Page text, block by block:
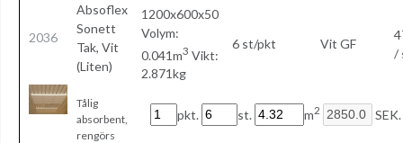
2036
Absoflex
Sonett
Tak, Vit
(Liten)
1200x600x50
Volym:
0.041m3 Vikt:
2.871kg
6 st/pkt Vit GF
/
pkt. st. m2 SEK.
Tålig
absorbent,
rengörs